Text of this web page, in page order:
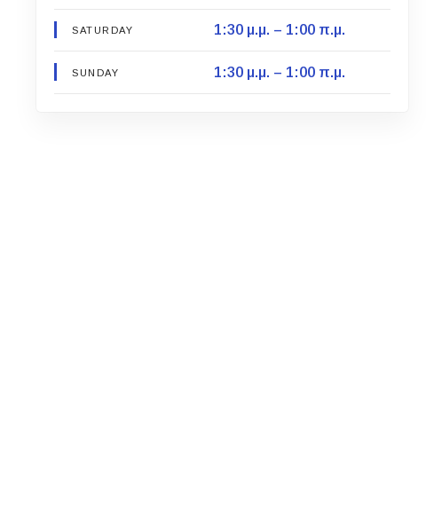
SATURDAY 1:30 μ.μ. – 1:00 π.μ.
SUNDAY 1:30 μ.μ. – 1:00 π.μ.